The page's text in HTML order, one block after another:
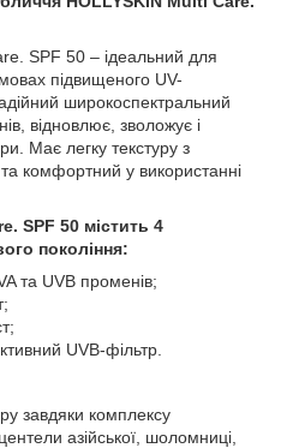
SPF 50 – ідеальний для
підвищеного UV-
широкоспектральний
відновлює, зволожує і
Має легку текстуру з
комфортний у використанні
SPF 50 містить 4
покоління:
та UVB променів;
UVB-фільтр.
завдяки комплексу
азійської, шоломниці,